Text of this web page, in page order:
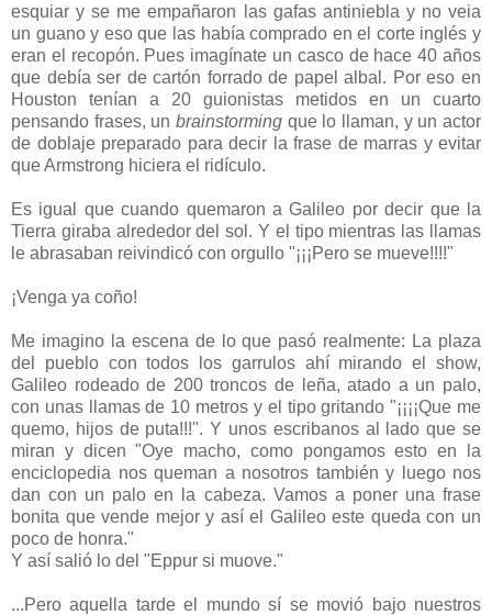
esquiar y se me empañaron las gafas antiniebla y no veia
un guano y eso que las había comprado en el corte inglés y
eran el recopón. Pues imagínate un casco de hace 40 años
que debía ser de cartón forrado de papel albal. Por eso en
Houston tenían a 20 guionistas metidos en un cuarto
pensando frases, un brainstorming que lo llaman, y un actor
de doblaje preparado para decir la frase de marras y evitar
que Armstrong hiciera el ridículo.
Es igual que cuando quemaron a Galileo por decir que la
Tierra giraba alrededor del sol. Y el tipo mientras las llamas
le abrasaban reivindicó con orgullo "¡¡¡Pero se mueve!!!!"
¡Venga ya coño!
Me imagino la escena de lo que pasó realmente: La plaza
del pueblo con todos los garrulos ahí mirando el show,
Galileo rodeado de 200 troncos de leña, atado a un palo,
con unas llamas de 10 metros y el tipo gritando "¡¡¡¡Que me
quemo, hijos de puta!!!". Y unos escribanos al lado que se
miran y dicen "Oye macho, como pongamos esto en la
enciclopedia nos queman a nosotros también y luego nos
dan con un palo en la cabeza. Vamos a poner una frase
bonita que vende mejor y así el Galileo este queda con un
poco de honra."
Y así salió lo del "Eppur si muove."
...Pero aquella tarde el mundo sí se movió bajo nuestros